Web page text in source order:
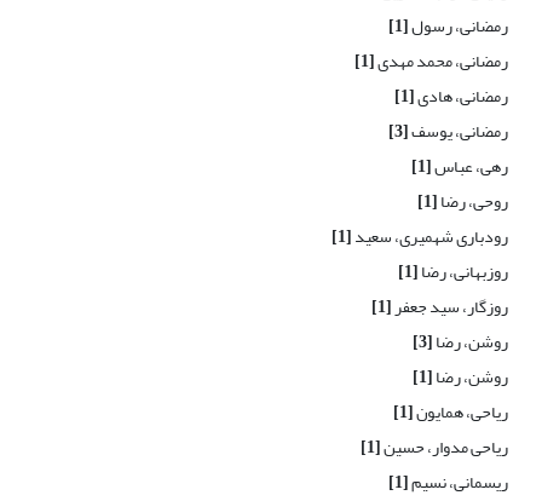
رمضانی، رسول[1]
رمضانی، محمد مهدی[1]
رمضانی، هادی[1]
رمضانی، یوسف[3]
رهی، عباس[1]
روحی، رضا[1]
رودباری شهمیری، سعید[1]
روزبهانی، رضا[1]
روزگار، سید جعفر[1]
روشن، رضا[3]
روشن، رضا[1]
ریاحی، همایون[1]
ریاحی مدوار، حسین[1]
ریسمانی، نسیم[1]